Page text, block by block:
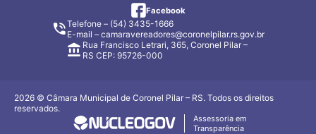
Facebook
facebook
Telefone – (54) 3435-1666
E-mail –camaravereadores@coronelpilar.rs.gov.br
Rua Francisco Letrari, 365, Coronel Pilar –
RS CEP: 95726-000
2026 © Câmara Municipal de Coronel Pilar – RS. Todos os direitos
reservados.
Assessoria em
Transparência